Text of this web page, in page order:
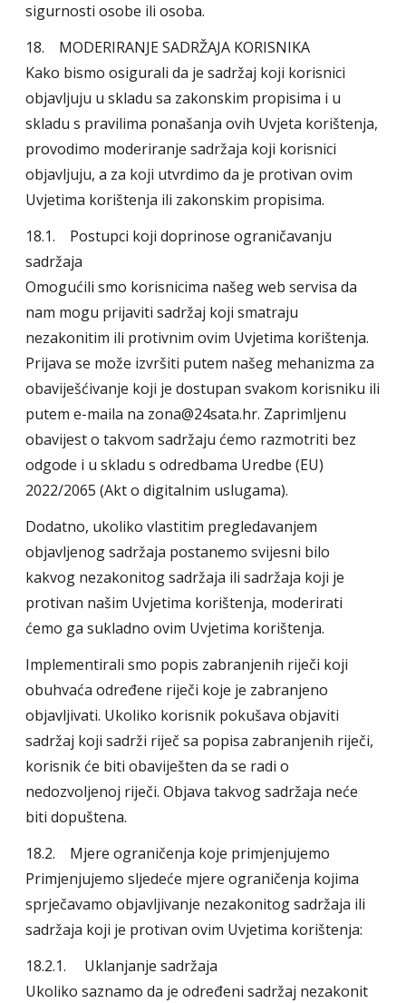
sigurnosti osobe ili osoba.
18. MODERIRANJE SADRŽAJA KORISNIKA
Kako bismo osigurali da je sadržaj koji korisnici
objavljuju u skladu sa zakonskim propisima i u
skladu s pravilima ponašanja ovih Uvjeta korištenja,
provodimo moderiranje sadržaja koji korisnici
objavljuju, a za koji utvrdimo da je protivan ovim
Uvjetima korištenja ili zakonskim propisima.
18.1. Postupci koji doprinose ograničavanju
sadržaja
Omogućili smo korisnicima našeg web servisa da
nam mogu prijaviti sadržaj koji smatraju
nezakonitim ili protivnim ovim Uvjetima korištenja.
Prijava se može izvršiti putem našeg mehanizma za
obaviješćivanje koji je dostupan svakom korisniku ili
putem e-maila na zona@24sata.hr. Zaprimljenu
obavijest o takvom sadržaju ćemo razmotriti bez
odgode i u skladu s odredbama Uredbe (EU)
2022/2065 (Akt o digitalnim uslugama).
Dodatno, ukoliko vlastitim pregledavanjem
objavljenog sadržaja postanemo svijesni bilo
kakvog nezakonitog sadržaja ili sadržaja koji je
protivan našim Uvjetima korištenja, moderirati
ćemo ga sukladno ovim Uvjetima korištenja.
Implementirali smo popis zabranjenih riječi koji
obuhvaća određene riječi koje je zabranjeno
objavljivati. Ukoliko korisnik pokušava objaviti
sadržaj koji sadrži riječ sa popisa zabranjenih riječi,
korisnik će biti obaviješten da se radi o
nedozvoljenoj riječi. Objava takvog sadržaja neće
biti dopuštena.
18.2. Mjere ograničenja koje primjenjujemo
Primjenjujemo sljedeće mjere ograničenja kojima
sprječavamo objavljivanje nezakonitog sadržaja ili
sadržaja koji je protivan ovim Uvjetima korištenja:
18.2.1. Uklanjanje sadržaja
Ukoliko saznamo da je određeni sadržaj nezakonit